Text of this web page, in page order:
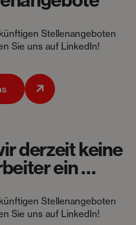
Stellenangeboten
Sie uns auf LinkedIn!
derzeit keine
ein …
Stellenangeboten
Sie uns auf LinkedIn!